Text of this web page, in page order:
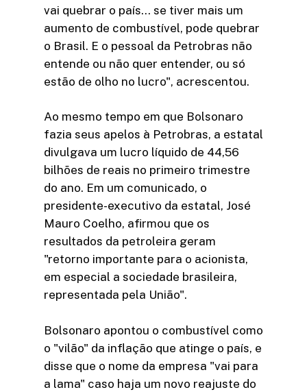
vai quebrar o país… se tiver mais um
aumento de combustível, pode quebrar
o Brasil. E o pessoal da Petrobras não
entende ou não quer entender, ou só
estão de olho no lucro", acrescentou.
Ao mesmo tempo em que Bolsonaro
fazia seus apelos à Petrobras, a estatal
divulgava um lucro líquido de 44,56
bilhões de reais no primeiro trimestre
do ano. Em um comunicado, o
presidente-executivo da estatal, José
Mauro Coelho, afirmou que os
resultados da petroleira geram
"retorno importante para o acionista,
em especial a sociedade brasileira,
representada pela União".
Bolsonaro apontou o combustível como
o "vilão" da inflação que atinge o país, e
disse que o nome da empresa "vai para
a lama" caso haja um novo reajuste do